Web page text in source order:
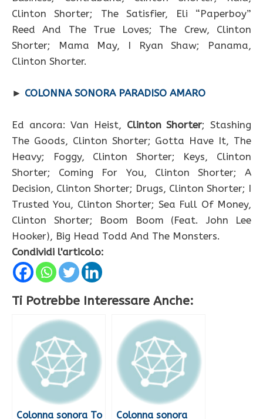
Clinton Shorter; The Satisfier, Eli “Paperboy”
Reed And The True Loves; The Crew, Clinton
Shorter; Mama May, I Ryan Shaw; Panama,
Clinton Shorter.
► COLONNA SONORA PARADISO AMARO
Ed ancora: Van Heist, Clinton Shorter; Stashing
The Goods, Clinton Shorter; Gotta Have It, The
Heavy; Foggy, Clinton Shorter; Keys, Clinton
Shorter; Coming For You, Clinton Shorter; A
Decision, Clinton Shorter; Drugs, Clinton Shorter; I
Trusted You, Clinton Shorter; Sea Full Of Money,
Clinton Shorter; Boom Boom (Feat. John Lee
Hooker), Big Head Todd And The Monsters.
Condividi l'articolo:
Ti Potrebbe Interessare Anche:
Colonna sonora To Colonna sonora